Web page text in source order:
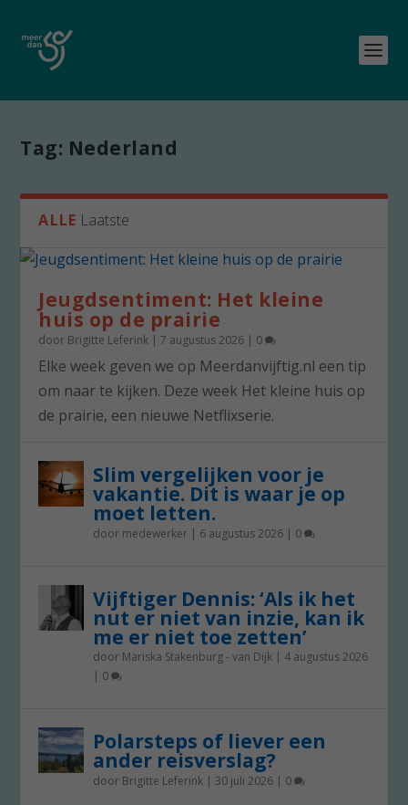
Tag: Nederland
ALLE Laatste
Jeugdsentiment: Het kleine
huis op de prairie
door Brigitte Leferink |7 augustus 2026 | 0
Elke week geven we op Meerdanvijftig.nl een tip
om naar te kijken. Deze week Het kleine huis op
de prairie, een nieuwe Netflixserie.
Slim vergelijken voor je
vakantie. Dit is waar je op
moet letten.
door medewerker | 6 augustus 2026 | 0
Vijftiger Dennis: ‘Als ik het
nut er niet van inzie, kan ik
me er niet toe zetten’
door Mariska Stakenburg - van Dijk | 4 augustus 2026
| 0
Polarsteps of liever een
ander reisverslag?
door Brigitte Leferink | 30 juli 2026 | 0